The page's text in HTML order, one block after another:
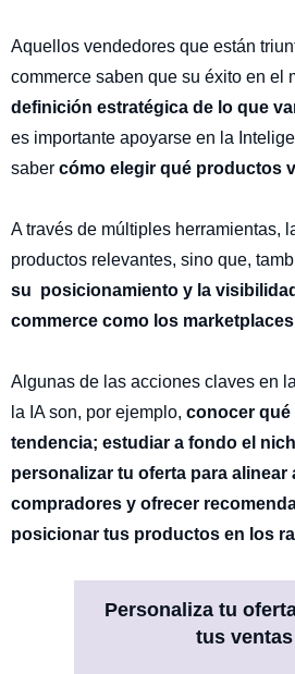
Aquellos vendedores que están
commerce saben que su éxito en el
definición estratégica de lo que
es importante apoyarse en la
saber cómo elegir qué productos
A través de múltiples herramientas,
productos relevantes, sino que,
su posicionamiento y la
commerce como los
Algunas de las acciones claves en
la IA son, por ejemplo, conocer
tendencia; estudiar a fondo el
personalizar tu oferta para alinear
compradores y ofrecer
posicionar tus productos en los
Personaliza tu
tus ventas